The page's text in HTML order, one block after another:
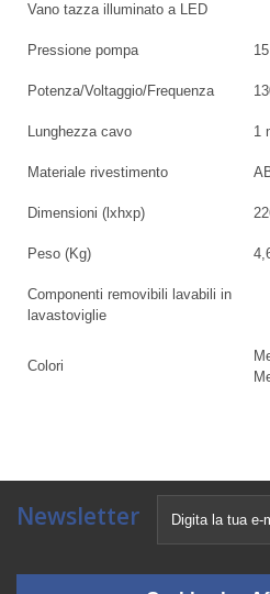
Vano tazza illuminato a LED
Pressione pompa
Potenza/Voltaggio/Frequenza
Lunghezza cavo 1
Materiale rivestimento
Dimensioni (lxhxp)
Peso (Kg)
Componenti removibili lavabili in
lavastoviglie
Colori
Newsletter